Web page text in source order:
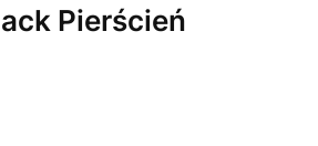
Pierścień